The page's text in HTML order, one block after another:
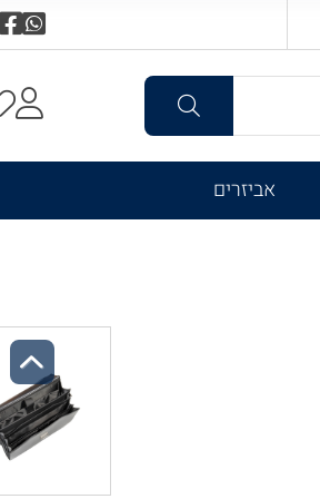
אביזרים